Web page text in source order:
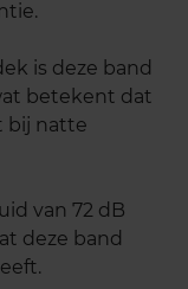
is deze band
betekent dat
bij natte
van 72 dB
deze band